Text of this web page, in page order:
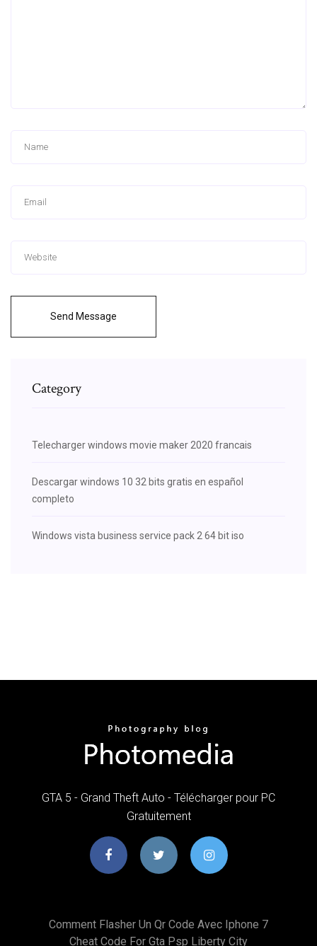
Send Message
Category
Telecharger windows movie maker 2020 francais
Descargar windows 10 32 bits gratis en español
completo
Windows vista business service pack 2 64 bit iso
GTA 5 - Grand Theft Auto - Télécharger pour PC
Gratuitement
Comment Flasher Un Qr Code Avec Iphone 7
Cheat Code For Gta Psp Liberty City